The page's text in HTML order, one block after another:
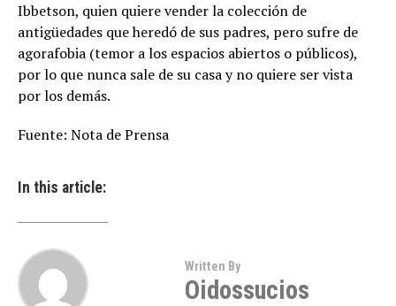
Ibbetson, quien quiere vender la colección de
antigüedades que heredó de sus padres, pero sufre de
agorafobia (temor a los espacios abiertos o públicos),
por lo que nunca sale de su casa y no quiere ser vista
por los demás.
Fuente: Nota de Prensa
In this article:
Written By
Oidossucios